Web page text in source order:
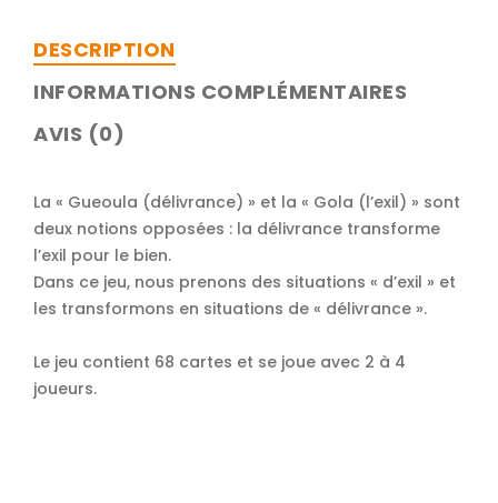
DESCRIPTION
INFORMATIONS COMPLÉMENTAIRES
AVIS (0)
La « Gueoula (délivrance) » et la « Gola (l’exil) » sont
deux notions opposées : la délivrance transforme
l’exil pour le bien.
Dans ce jeu, nous prenons des situations « d’exil » et
les transformons en situations de « délivrance ».
Le jeu contient 68 cartes et se joue avec 2 à 4
joueurs.